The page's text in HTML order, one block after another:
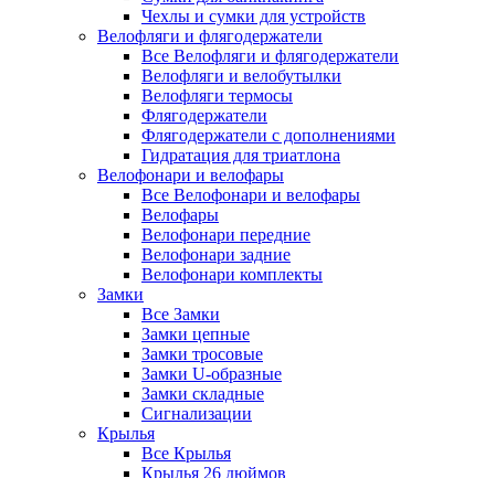
Чехлы и сумки для устройств
Велофляги и флягодержатели
Все Велофляги и флягодержатели
Велофляги и велобутылки
Велофляги термосы
Флягодержатели
Флягодержатели с дополнениями
Гидратация для триатлона
Велофонари и велофары
Все Велофонари и велофары
Велофары
Велофонари передние
Велофонари задние
Велофонари комплекты
Замки
Все Замки
Замки цепные
Замки тросовые
Замки U-образные
Замки складные
Сигнализации
Крылья
Все Крылья
Крылья 26 дюймов